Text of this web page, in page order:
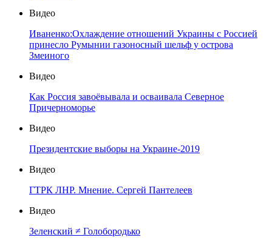
Видео
Иваненко:Охлаждение отношений Украины с Россией
принесло Румынии газоносный шельф у острова
Змеиного
Видео
Как Россия завоёвывала и осваивала Северное
Причерноморье
Видео
Президентские выборы на Украине-2019
Видео
ГТРК ЛНР. Мнение. Сергей Пантелеев
Видео
Зеленский ≠ Голобородько